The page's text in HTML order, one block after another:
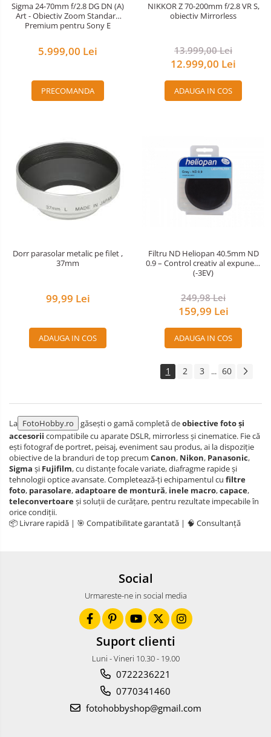
Sigma 24-70mm f/2.8 DG DN (A)
Art - Obiectiv Zoom Standard
Premium pentru Sony E
5.999,00 Lei
PRECOMANDA
NIKKOR Z 70-200mm f/2.8 VR S,
obiectiv Mirrorless
13.999,00 Lei
12.999,00 Lei
ADAUGA IN COS
Dorr parasolar metalic pe filet ,
37mm
99,99 Lei
ADAUGA IN COS
Filtru ND Heliopan 40.5mm ND
0.9 – Control creativ al expunerii
(-3EV)
249,98 Lei
159,99 Lei
ADAUGA IN COS
1 2 3 ... 60
La FotoHobby.ro găsești o gamă completă deobiective foto și
accesorii compatibile cu aparate DSLR, mirrorless și cinematice. Fie că
ești fotograf de portret, peisaj, eveniment sau produs, ai la dispoziție
obiective de la branduri de top precum Canon, Nikon, Panasonic,
Sigma și Fujifilm, cu distanțe focale variate, diafragme rapide și
tehnologii optice avansate. Completează-ți echipamentul cu filtre
foto, parasolare,adaptoare de montură, inele macro,capace,
teleconvertoareși soluții de curățare, pentru rezultate impecabile în
orice condiții.
📦 Livrare rapidă | 🎯 Compatibilitate garantată | 🧠 Consultanță
Social
Urmareste-ne in social media
Suport clienti
Luni - Vineri 10.30 - 19.00
0722236221
0770341460
fotohobbyshop@gmail.com